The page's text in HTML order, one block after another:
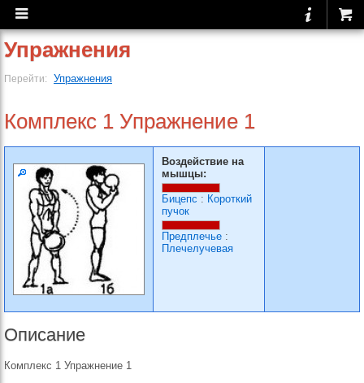
Упражнения
Перейти: Упражнения
Комплекс 1 Упражнение 1
Воздействие на
мышцы:
Бицепс : Короткий
пучок
Предплечье :
Плечелучевая
Описание
Комплекс 1 Упражнение 1